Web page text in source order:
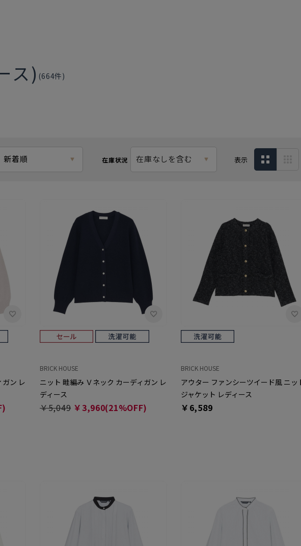
ス) (664件)
新着順 在庫状況 在庫なしを含む 表示
ン レ
BRICK HOUSE
ニット 畦編み Ｖネック カーディガン レ
ディース
￥5,049 ￥3,960(21%OFF)
BRICK HOUSE
アウター ファンシーツイード風 ニッ
ジャケット レディース
￥6,589